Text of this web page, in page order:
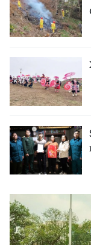
CHƯƠNG TRÌNH
MỘT SẢN PHẨM
RADIO
MEDIA CENTER
E-Magazine
Video
Media Kinh tế
Media Văn hóa